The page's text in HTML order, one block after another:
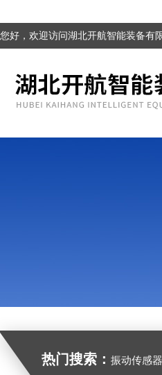
您好，欢迎访问湖北开航智能装备有
热门搜索： 振动传感器